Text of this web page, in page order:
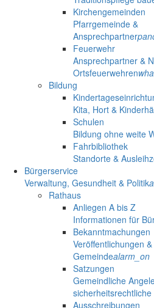
Kirchengemeinden
Pfarrgemeinde &
Ansprechpartner
Feuerwehr
Ansprechpartner &
Ortsfeuerwehren
Bildung
Kita, Hort &
Schulen
Bildung ohne weite
Fahrbibliothek
Standorte &
Bürgerservice
Verwaltung, Gesundheit & Politik
Rathaus
Anliegen A bis Z
Informationen für
Bekanntmachungen
Veröffentlichungen
Gemeindealarm_on
Satzungen
Gemeindliche
sicherheitsrechtliche
Ausschreibungen